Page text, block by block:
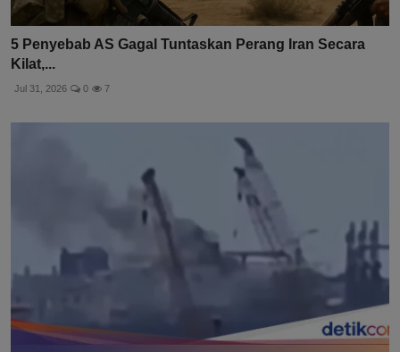
5 Penyebab AS Gagal Tuntaskan Perang Iran Secara
Kilat,...
Jul 31, 2026 0 7